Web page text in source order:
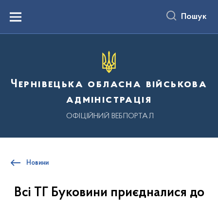
вмістуMenu Пошук
Чернівецька обласна військова
адміністрація
ОФІЦІЙНИЙ ВЕБПОРТАЛ
Новини
Всі ТГ Буковини приєдналися до